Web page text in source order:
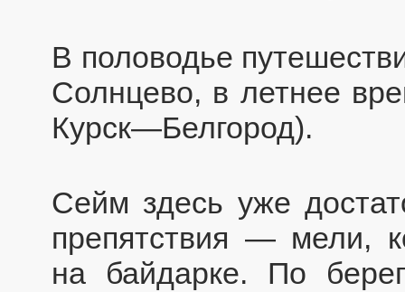
В половодье
Солнцево, в летнее
Курск—Белгород).
Сейм здесь уже
препятствия — мели,
на байдарке. По